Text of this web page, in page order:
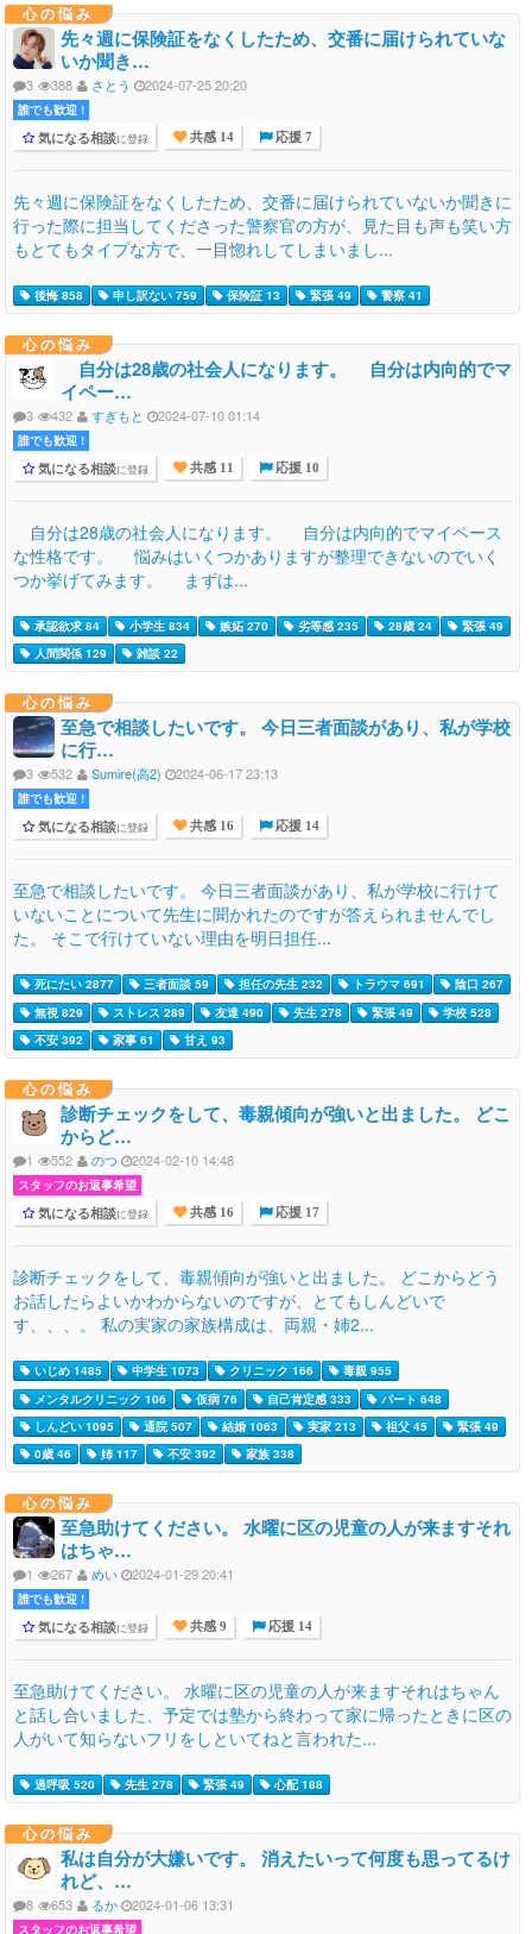
心の悩み
先々週に保険証をなくしたため、交番に届けられていな
いか聞き…
3 388 さとう 2024-07-25 20:20
誰でも歓迎 !
気になる相談に登録 共感 14 応援 7
先々週に保険証をなくしたため、交番に届けられていないか聞きに
行った際に担当してくださった警察官の方が、見た目も声も笑い方
もとてもタイプな方で、一目惚れしてしまいまし...
後悔 858 申し訳ない 759 保険証 13 緊張 49 警察 41
心の悩み
自分は28歳の社会人になります。 自分は内向的でマ
イペー…
3 432 すぎもと 2024-07-10 01:14
誰でも歓迎 !
気になる相談に登録 共感 11 応援 10
自分は28歳の社会人になります。 自分は内向的でマイペース
な性格です。 悩みはいくつかありますが整理できないのでいく
つか挙げてみます。 まずは...
承認欲求 84 小学生 834 嫉妬 270 劣等感 235 28歳 24
緊張 49
人間関係 129
雑談 22
心の悩み
至急で相談したいです。 今日三者面談があり、私が学校
に行…
3 532 Sumire(高2) 2024-06-17 23:13
誰でも歓迎 !
気になる相談に登録 共感 16 応援 14
至急で相談したいです。 今日三者面談があり、私が学校に行けて
いないことについて先生に聞かれたのですが答えられませんでし
た。 そこで行けていない理由を明日担任...
死にたい 2877 三者面談 59 担任の先生 232 トラウマ 691
陰口 267
無視 829
ストレス 289 友達 490 先生 278 緊張 49
学校 528
不安 392
家事 61 甘え 93
心の悩み
診断チェックをして、毒親傾向が強いと出ました。 どこ
からど…
1 552 のつ 2024-02-10 14:48
スタッフのお返事希望
気になる相談に登録 共感 16 応援 17
診断チェックをして、毒親傾向が強いと出ました。 どこからどう
お話したらよいかわからないのですが、とてもしんどいで
す、、、。 私の実家の家族構成は、両親・姉2...
いじめ 1485 中学生 1073 クリニック 166
毒親 955
メンタルクリニック 106
仮病 76 自己肯定感 333
パート 648
しんどい 1095
通院 507 結婚 1063 実家 213 祖父 45
緊張 49
0歳 46
姉 117 不安 392 家族 338
心の悩み
至急助けてください。 水曜に区の児童の人が来ますそれ
はちゃ…
1 267 めい 2024-01-29 20:41
誰でも歓迎 !
気になる相談に登録 共感 9 応援 14
至急助けてください。 水曜に区の児童の人が来ますそれはちゃん
と話し合いました、予定では塾から終わって家に帰ったときに区の
人がいて知らないフリをしといてねと言われた...
過呼吸 520 先生 278 緊張 49 心配 188
心の悩み
私は自分が大嫌いです。 消えたいって何度も思ってるけ
れど、…
8 653 るか 2024-01-06 13:31
スタッフのお返事希望